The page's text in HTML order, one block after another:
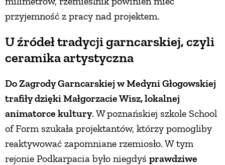
przyjemność z pracy nad projektem.
U źródeł tradycji garncarskiej, czyli
ceramika artystyczna
Do Zagrody Garncarskiej w Medyni Głogowskiej
trafiły dzięki Małgorzacie Wisz, lokalnej
animatorce kultury. W poznańskiej szkole School
of Form szukała projektantów, którzy pomogliby
reaktywować zapomniane rzemiosło. W tym
rejonie Podkarpacia było niegdyś prawdziwe